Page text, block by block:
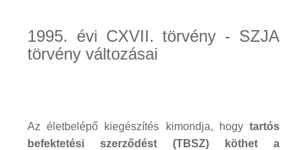
1995. évi CXVII. törvény - SZJA
törvény változásai
Az életbelépő kiegészítés kimondja, hogy tartós
befektetési szerződést (TBSZ) köthet a